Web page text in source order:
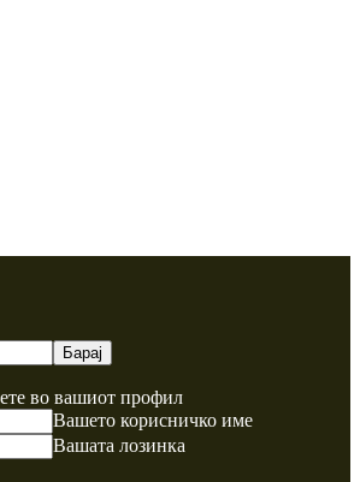
во вашиот профил
Вашето корисничко име
Вашата лозинка